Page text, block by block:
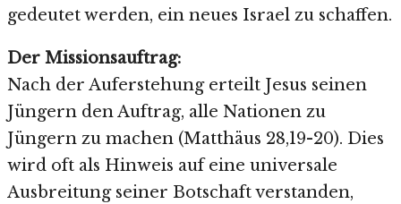
gedeutet werden, ein neues Israel zu schaffen.
Der Missionsauftrag:
Nach der Auferstehung erteilt Jesus seinen
Jüngern den Auftrag, alle Nationen zu
Jüngern zu machen (Matthäus 28,19-20). Dies
wird oft als Hinweis auf eine universale
Ausbreitung seiner Botschaft verstanden,